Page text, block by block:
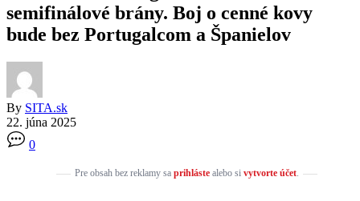
semifinálové brány. Boj o cenné kovy
bude bez Portugalcom a Španielov
By SITA.sk
22. júna 2025
0
Pre obsah bez reklamy sa prihlástealebo si vytvorte účet.